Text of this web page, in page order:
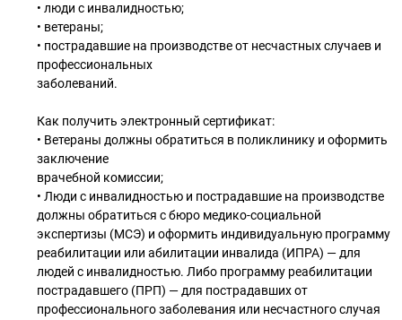
• люди с инвалидностью;
• ветераны;
• пострадавшие на производстве от несчастных случаев и
профессиональных
заболеваний.
Как получить электронный сертификат:
• Ветераны должны обратиться в поликлинику и оформить
заключение
врачебной комиссии;
• Люди с инвалидностью и пострадавшие на производстве
должны обратиться с бюро медико-социальной
экспертизы (МСЭ) и оформить индивидуальную программу
реабилитации или абилитации инвалида (ИПРА) — для
людей с инвалидностью. Либо программу реабилитации
пострадавшего (ПРП) — для пострадавших от
профессионального заболевания или несчастного случая